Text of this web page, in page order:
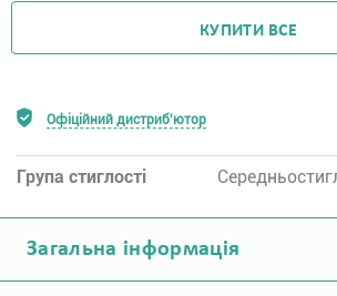
КУПИТИ ВСЕ
Офіційний дистриб'ютор
Група стиглості
Загальна інформація